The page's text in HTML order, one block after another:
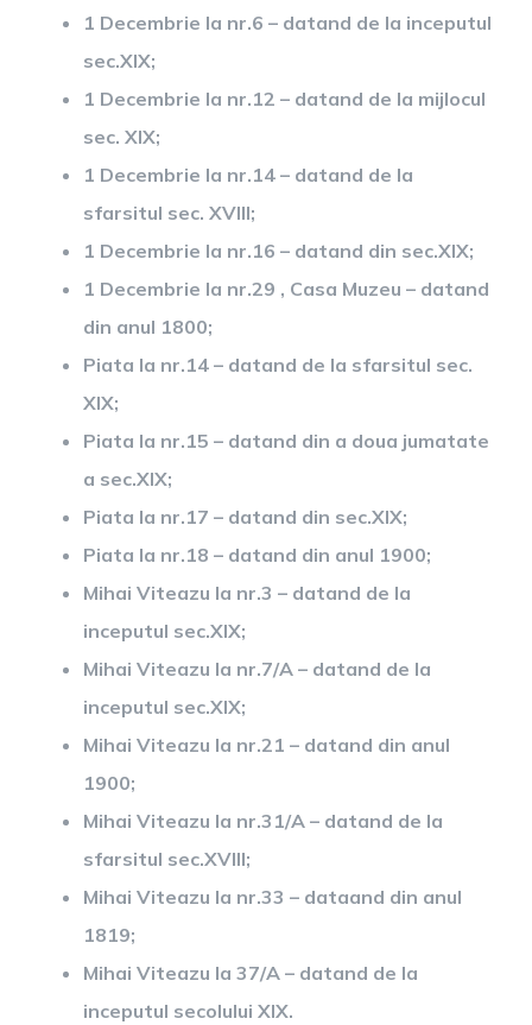
1 Decembrie la nr.6 – datand de la inceputul
sec.XIX;
1 Decembrie la nr.12 – datand de la mijlocul
sec. XIX;
1 Decembrie la nr.14 – datand de la
sfarsitul sec. XVIII;
1 Decembrie la nr.16 – datand din sec.XIX;
1 Decembrie la nr.29 , Casa Muzeu – datand
din anul 1800;
Piata la nr.14 – datand de la sfarsitul sec.
XIX;
Piata la nr.15 – datand din a doua jumatate
a sec.XIX;
Piata la nr.17 – datand din sec.XIX;
Piata la nr.18 – datand din anul 1900;
Mihai Viteazu la nr.3 – datand de la
inceputul sec.XIX;
Mihai Viteazu la nr.7/A – datand de la
inceputul sec.XIX;
Mihai Viteazu la nr.21 – datand din anul
1900;
Mihai Viteazu la nr.31/A – datand de la
sfarsitul sec.XVIII;
Mihai Viteazu la nr.33 – dataand din anul
1819;
Mihai Viteazu la 37/A – datand de la
inceputul secolului XIX.